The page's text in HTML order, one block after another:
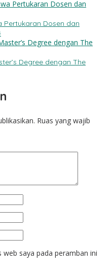
Pertukaran Dosen dan
Degree dengan The
Ruas yang wajib
saya pada peramban ini